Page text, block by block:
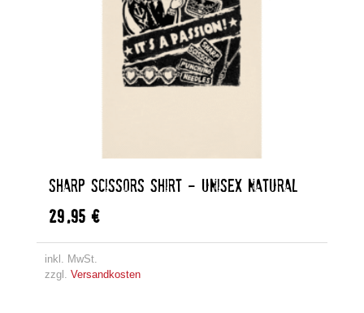
SHARP SCISSORS SHIRT – UNISEX NATURAL
29,95 €
inkl. MwSt.
zzgl. Versandkosten